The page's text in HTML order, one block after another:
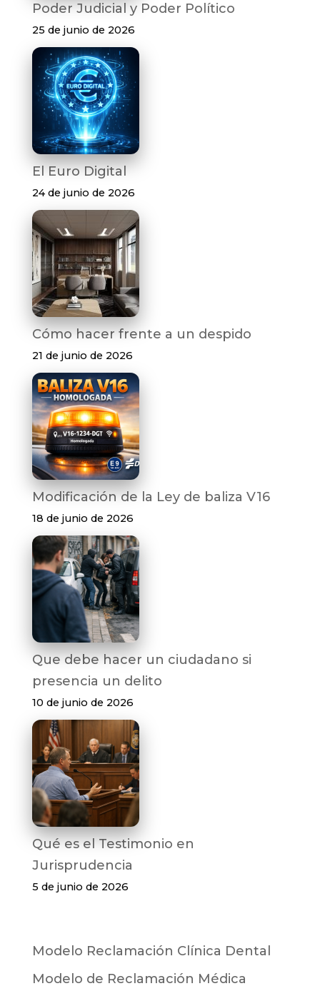
Poder Judicial y Poder Político
25 de junio de 2026
El Euro Digital
24 de junio de 2026
Cómo hacer frente a un despido
21 de junio de 2026
Modificación de la Ley de baliza V16
18 de junio de 2026
Que debe hacer un ciudadano si
presencia un delito
10 de junio de 2026
Qué es el Testimonio en
Jurisprudencia
5 de junio de 2026
Modelo Reclamación Clínica Dental
Modelo de Reclamación Médica